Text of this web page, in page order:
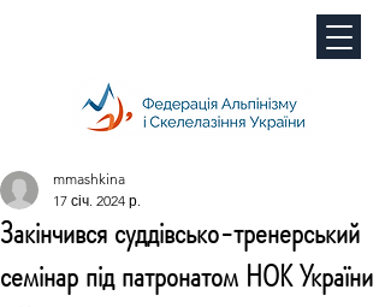
Закінчився суддівсько-тренерський
семінар під патронатом НОК України
mmashkina
17 січ. 2024 р.